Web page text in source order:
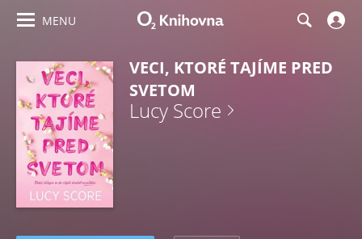
MENU
VECI, KTORÉ TAJÍME PRED
SVETOM
Lucy Score